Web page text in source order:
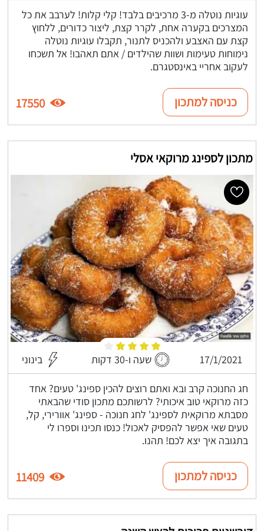
עוגיות נוטלה מ-3 מרכיבים בלבד! קלי קלות! לערבב את כל
המצרכים בקערה אחת, לקרר קצת, ליצור כדורים, ללחוץ
קצת עם האצבע ולהכניס לתנור, תקבלו עוגיות נוטלה
נימוחות טעימות ושוות שהילדים / אתם תאהבו! אל תשכחו
לעקוב אחריי באינסטגרם.
כניסה למתכון 17550
מתכון לספינג מרוקאי אסלי
17/1/2021 שעה ו-30 דקות בינוני
חג החנוכה קרב ובא ואתם רוצים להכין ספינג' טעים? אחד
כזה מרוקאי טוב איכותי? לרשותכם מתכון סודי שהבאתי
מסבתא מרוקאית לספינג' לחג חנוכה - ספינג' אוורירי, קל,
טעים שאי אפשר להפסיק לאכול! כנסו תכינו וספרו לי
בתגובה איך יצא לכם! תהנו.
כניסה למתכון 11409